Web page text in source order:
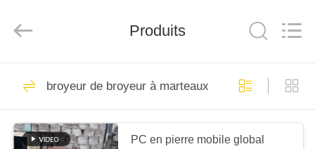
MAISON
PRODUITS
Equipment
Machine de broyeur
d'exploitation
Produits
broyeur de broyeur à marteaux
PC en pierre mobile global